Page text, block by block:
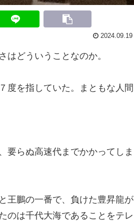
2024.09.19
どういうことなのか。
度を指していた。まともな人間
、 要らぬ高速代までかかってしま
と王鵬の一番で、負けた豊昇龍が
のは千代大海であることをテレ